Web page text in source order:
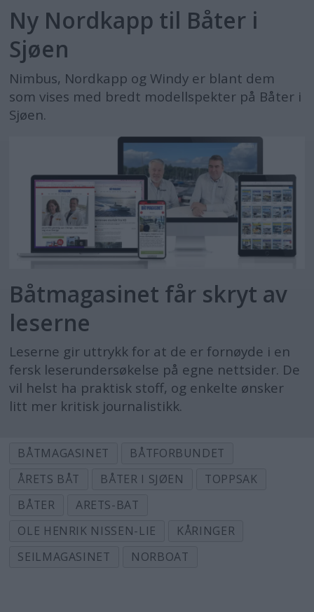
Ny Nordkapp til Båter i
Sjøen
Nimbus, Nordkapp og Windy er blant dem
som vises med bredt modellspekter på Båter i
Sjøen.
Båtmagasinet får skryt av
leserne
Leserne gir uttrykk for at de er fornøyde i en
fersk leserundersøkelse på egne nettsider. De
vil helst ha praktisk stoff, og enkelte ønsker
litt mer kritisk journalistikk.
BÅTMAGASINET
BÅTFORBUNDET
ÅRETS BÅT
BÅTER I SJØEN
TOPPSAK
BÅTER
ARETS-BAT
OLE HENRIK NISSEN-LIE
KÅRINGER
SEILMAGASINET
NORBOAT